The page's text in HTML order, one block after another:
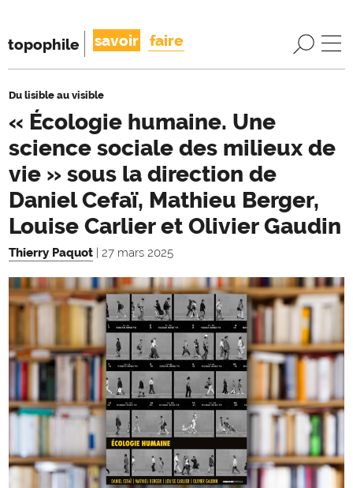
topophile savoir faire
Du lisible au visible
« Écologie humaine. Une
science sociale des milieux de
vie » sous la direction de
Daniel Cefaï, Mathieu Berger,
Louise Carlier et Olivier Gaudin
Thierry Paquot | 27 mars 2025